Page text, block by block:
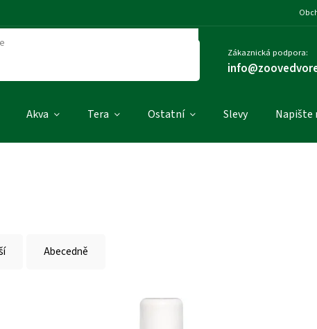
Zákaznická podpora:
Akva Tera Ostatní Slevy Napište
Abecedně